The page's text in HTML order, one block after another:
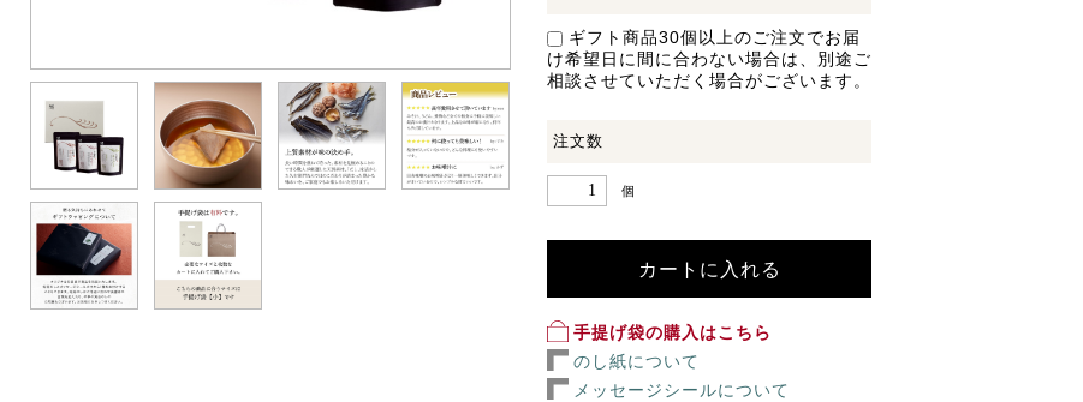
ギフト商品30個以上のご注文でお届
け希望日に間に合わない場合は、別途ご
相談させていただく場合がございます。
注文数
個
カートに入れる
手提げ袋の購入はこちら
のし紙について
メッセージシールについて